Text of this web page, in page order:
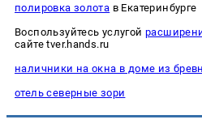
полировка золота в Екатеринбурге
Воспользуйтесь услугой
сайте tver.hands.ru
наличники на окна в доме из
отель северные зори